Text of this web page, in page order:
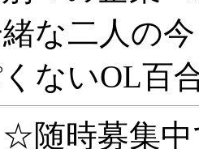
な二人の
ないOL百
☆随時募集